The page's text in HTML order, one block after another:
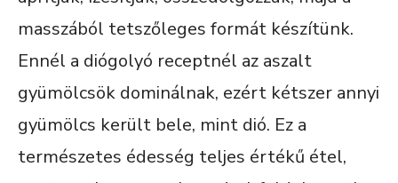
masszából tetszőleges formát készítünk.
Ennél a diógolyó receptnél az aszalt
gyümölcsök dominálnak, ezért kétszer annyi
gyümölcs került bele, mint dió. Ez a
természetes édesség teljes értékű étel,